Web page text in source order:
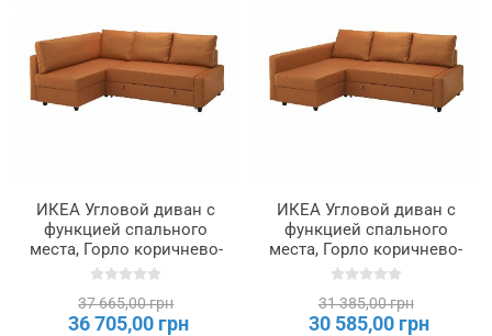
ИКЕА Угловой диван с
функцией спального
места, Горло коричнево-
оранжевого цвета
KLAGSHAMN, 295.202.41
37 665,00 грн
36 705,00 грн
ИКЕА Угловой диван с
функцией спального
места, Горло коричнево-
оранжевого цвета
195.170.41
31 385,00 грн
30 585,00 грн